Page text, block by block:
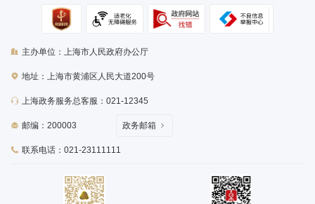
主办单位：上海市人民政府办公厅
地址：上海市黄浦区人民大道200号
上海政务服务总客服：021-12345
邮编：200003
联系电话：021-23111111
政务邮箱